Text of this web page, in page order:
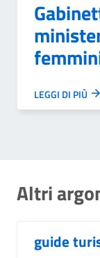
LEGGI DI PIÙ
Altri
guide